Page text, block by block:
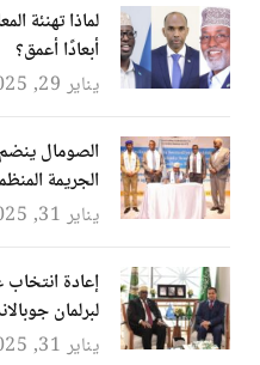
لماذا تهنئة
أبعادًا أعمق؟
يناير 29, 2025
الصومال ينضم
الجريمة
يناير 31, 2025
إعادة
لبرلمان
يناير 31, 2025